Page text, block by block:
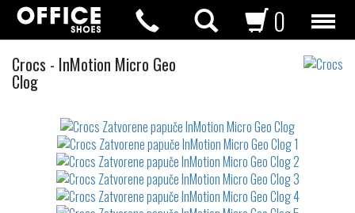
0
Crocs Zatvorene
- InMotion Micro Geo
Clog
waterproof
waterrepellent